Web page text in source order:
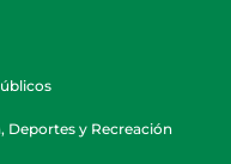
Deportes y Recreación